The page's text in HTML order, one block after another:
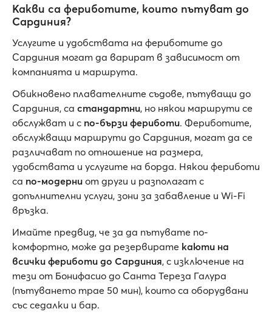
Какви са фериботите, които пътуват до
Сардиния?
Услугите и удобствата на фериботите до
Сардиния могат да варират в зависимост от
компанията и маршрута.
Обикновено плавателните съдове, пътуващи до
Сардиния, са стандартни, но някои маршрути се
обслужват и с по-бързи фериботи. Фериботите,
обслужващи маршрути до Сардиния, могат да се
различават по отношение на размера,
удобствата и услугите на борда. Някои фериботи
са по-модерни от други и разполагат с
допълнителни услуги, зони за забавление и Wi-Fi
връзка.
Имайте предвид, че за да пътувате по-
комфортно, може да резервирате каюти на
всички фериботи до Сардиния, с изключение на
тези от Бонифасио до Санта Тереза Галура
(пътуването трае 50 мин), които са оборудвани
със седалки и бар.